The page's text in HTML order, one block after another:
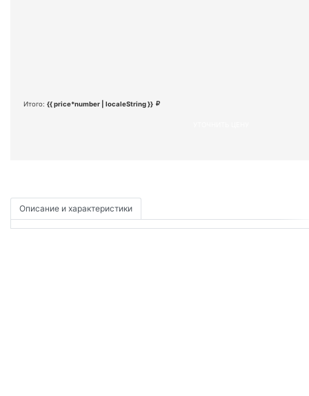
Итого: {{ price*number | localeString }}
Описание и характеристики